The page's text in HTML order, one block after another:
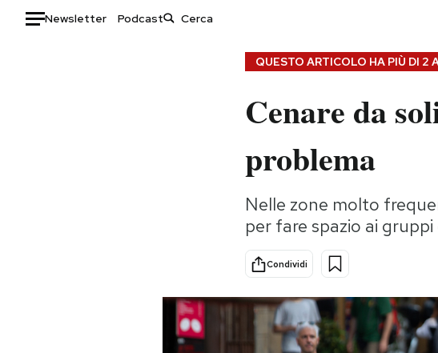
Newsletter Podcast
Consumismi
Storie/Idee
Ok Boomer!
Altrecose
Mondiali calcio 2026
QUESTO ARTICOLO HA PIÙ DI 2
Cenare da
problema
Nelle zone molto
per fare spazio ai
Condividi